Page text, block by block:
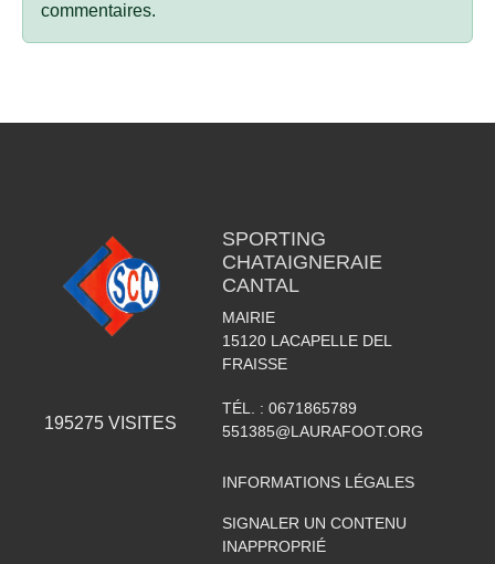
commentaires.
195275 VISITES
SPORTING
CHATAIGNERAIE
CANTAL
MAIRIE
15120 LACAPELLE DEL
FRAISSE
TÉL. : 0671865789
551385@LAURAFOOT.ORG
INFORMATIONS LÉGALES
SIGNALER UN CONTENU
INAPPROPRIÉ